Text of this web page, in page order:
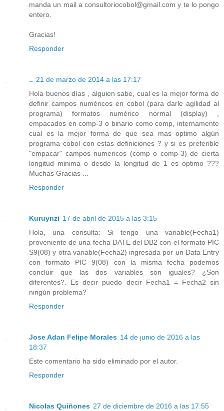
manda un mail a consultoriocobol@gmail.com y te lo pongo
entero.
Gracias!
Responder
.. 21 de marzo de 2014 a las 17:17
Hola buenos días , alguien sabe, cual es la mejor forma de
definir campos numéricos en cobol (para darle agilidad al
programa) formatos numérico normal (display) ,
empacados en comp-3 o binario como comp, internamente
cual es la mejor forma de que sea mas optimo algún
programa cobol con estas definiciones ? y si es preferible
"empacar" campos numericos (comp o comp-3) de cierta
longitud minima o desde la longitud de 1 es optimo ???
Muchas Gracias ...
Responder
Kuruynzi 17 de abril de 2015 a las 3:15
Hola, una consulta: Si tengo una variable(Fecha1)
proveniente de una fecha DATE del DB2 con el formato PIC
S9(08) y otra variable(Fecha2) ingresada por un Data Entry
con formato PIC 9(08) con la misma fecha podemos
concluir que las dos variables son iguales? ¿Son
diferentes?. Es decir puedo decir Fecha1 = Fecha2 sin
ningún problema?
Responder
Jose Adan Felipe Morales 14 de junio de 2016 a las
18:37
Este comentario ha sido eliminado por el autor.
Responder
Nicolas Quiñones 27 de diciembre de 2016 a las 17:55